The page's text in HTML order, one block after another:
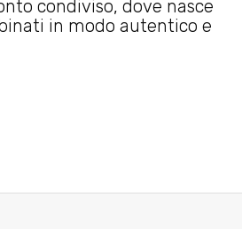
condiviso, dove nasce
in modo autentico e